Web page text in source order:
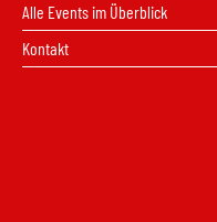
Alle Events im Überblick
Kontakt